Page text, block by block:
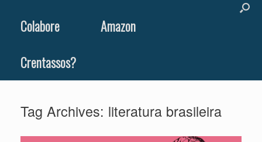
Colabore
Amazon
Crentassos?
Tag Archives: literatura brasileira